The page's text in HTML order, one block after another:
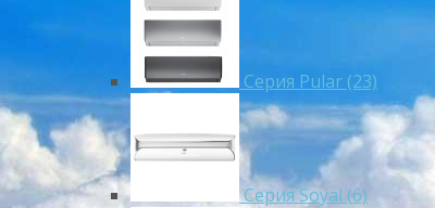
Серия Pular (23)
Cерия Soyal (6)